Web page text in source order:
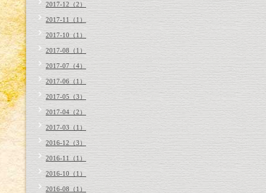
2017-12（2）
2017-11（1）
2017-10（1）
2017-08（1）
2017-07（4）
2017-06（1）
2017-05（3）
2017-04（2）
2017-03（1）
2016-12（3）
2016-11（1）
2016-10（1）
2016-08（1）